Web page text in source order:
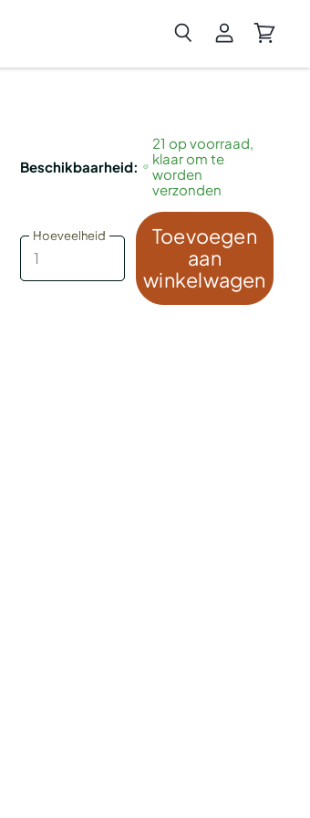
bekijken
Beschikbaarheid:
21 op voorraad,
klaar om te
worden
verzonden
Hoeveelheid
Hoeveelheid
Toevoegen
aan
winkelwagen